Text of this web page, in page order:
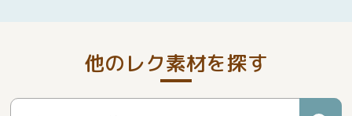
他のレク素材を探す